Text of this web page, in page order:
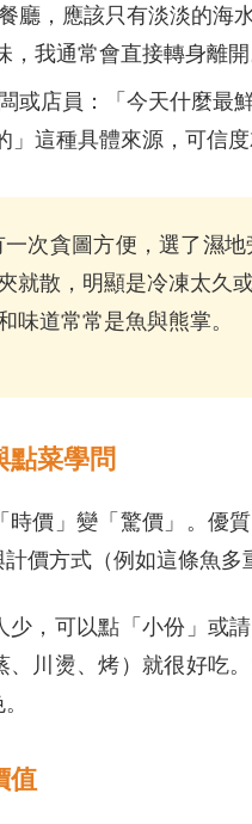
廳，應該只有淡淡的海
我通常會直接轉身離開
或店員：「今天什麼最
」這種具體來源，可信
一次貪圖方便，選了濕
就散，明顯是冷凍太久
味道常常是魚與熊掌。
點菜學問
時價」變「驚價」。優
價方式（例如這條魚多
少，可以點「小份」或
、川燙、烤）就很好吃
值